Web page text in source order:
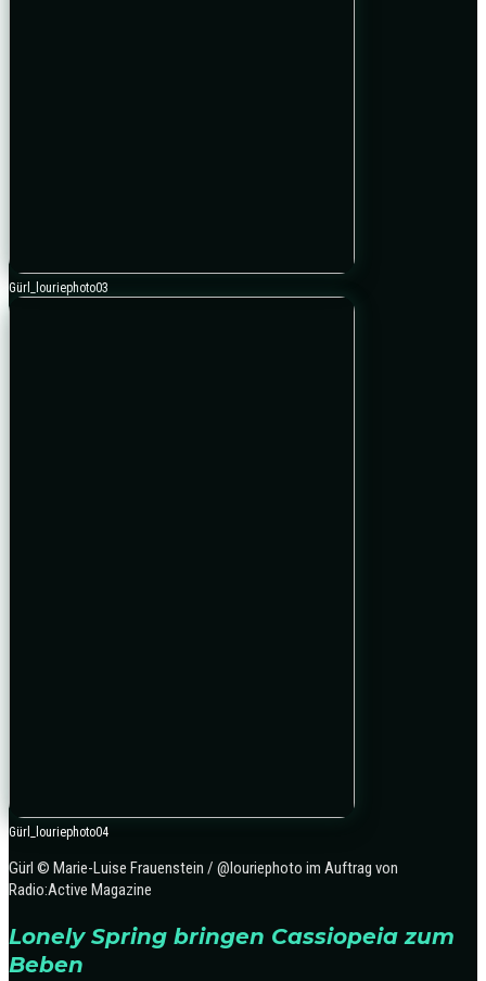
Gürl_louriephoto03
Gürl_louriephoto04
Gürl © Marie-Luise Frauenstein / @louriephoto im Auftrag von
Radio:Active Magazine
Lonely Spring bringen Cassiopeia zum
Beben